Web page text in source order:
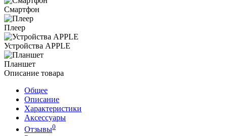
Смартфон
Плеер
Устройства APPLE
Планшет
Описание товара
Общее
Описание
Характеристики
Аксессуары
Отзывы0